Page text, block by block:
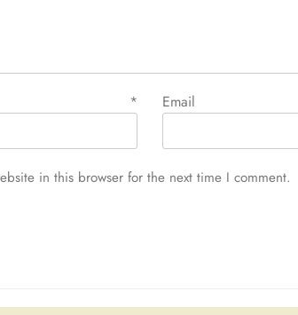
*
in this browser for the next time I comment.